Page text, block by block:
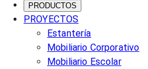
PRODUCTOS
PROYECTOS
Estantería
Mobiliario Corporativo
Mobiliario Escolar